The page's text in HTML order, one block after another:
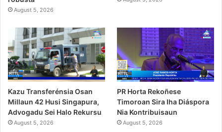
August 5, 2026
Kazu Transferénsia Osan
Millaun 42 Husi Singapura,
Advogadu Sei Halo Rekursu
August 5, 2026
PR Horta Rekoñese
Timoroan Sira Iha Diáspora
Nia Kontribuisaun
August 5, 2026